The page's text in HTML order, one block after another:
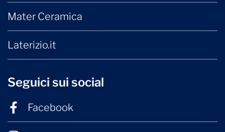
Mater Ceramica
Laterizio.it
Seguici sui social
Facebook